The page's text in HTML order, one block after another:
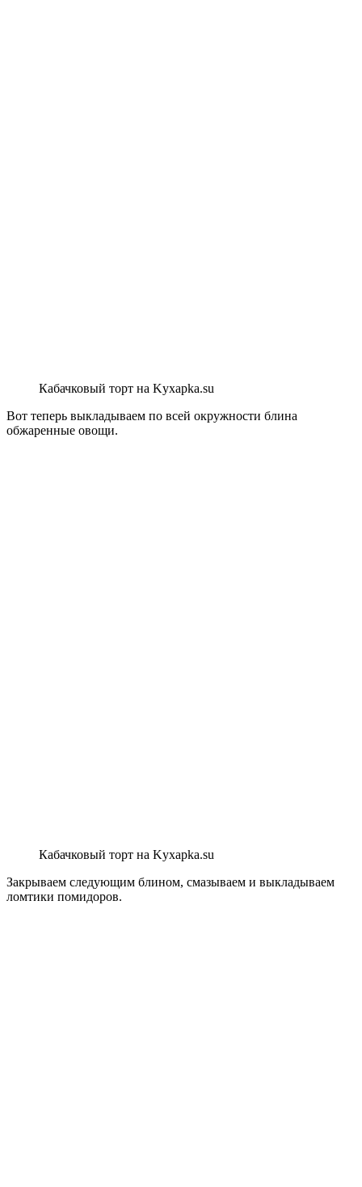
Кабачковый торт на Kyxapka.su
Вот теперь выкладываем по всей окружности блина
обжаренные овощи.
Кабачковый торт на Kyxapka.su
Закрываем следующим блином, смазываем и выкладываем
ломтики помидоров.